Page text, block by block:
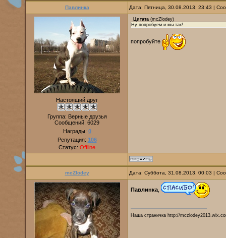
Павлинка Дата: Пятница, 30.08.2013, 23:43 |
Настоящий друг
Группа: Верные друзья
Сообщений: 6029
Награды: 0
Репутация: 106
Статус: Offline
Цитата (mcZlodey)
Ну попробуем и мы так!
попробуйте
mcZlodey Дата: Суббота, 31.08.2013, 00:03 |
Павлинка
Наша страничка http://